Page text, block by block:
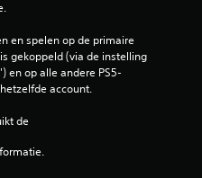
en spelen op de primaire
gekoppeld (via de instelling
en op alle andere PS5-
account.
de